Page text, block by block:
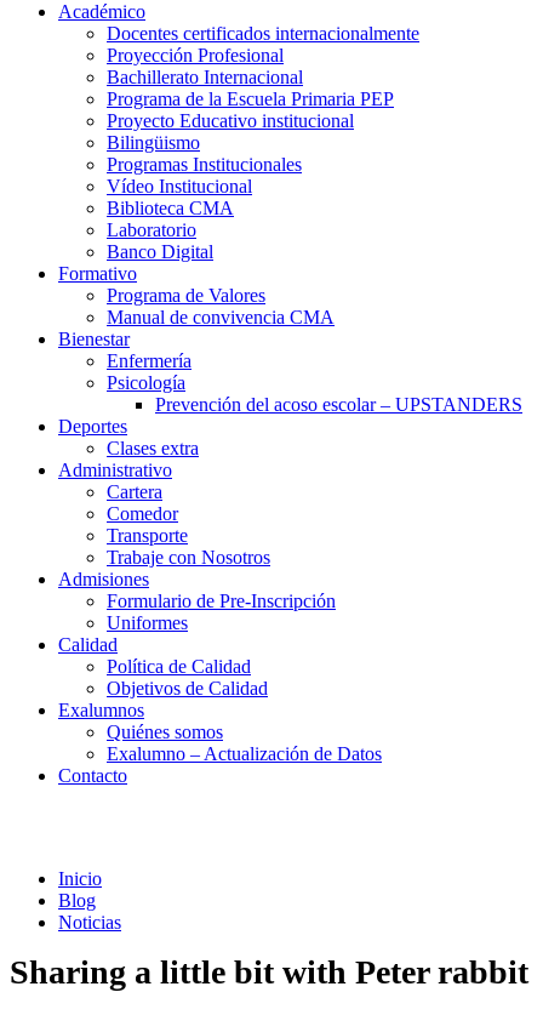
Académico
Docentes certificados internacionalmente
Proyección Profesional
Bachillerato Internacional
Programa de la Escuela Primaria PEP
Proyecto Educativo institucional
Bilingüismo
Programas Institucionales
Vídeo Institucional
Biblioteca CMA
Laboratorio
Banco Digital
Formativo
Programa de Valores
Manual de convivencia CMA
Bienestar
Enfermería
Psicología
Prevención del acoso escolar – UPSTANDERS
Deportes
Clases extra
Administrativo
Cartera
Comedor
Transporte
Trabaje con Nosotros
Admisiones
Formulario de Pre-Inscripción
Uniformes
Calidad
Política de Calidad
Objetivos de Calidad
Exalumnos
Quiénes somos
Exalumno – Actualización de Datos
Contacto
Inicio
Blog
Noticias
Sharing a little bit with Peter rabbit